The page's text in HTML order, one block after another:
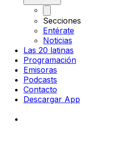
Secciones
Entérate
Noticias
Las 20 latinas
Programación
Emisoras
Podcasts
Contacto
Descargar App